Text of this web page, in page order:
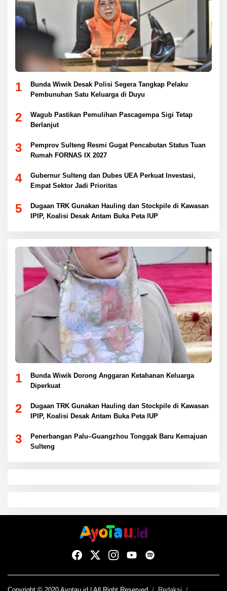
1
Bunda Wiwik Desak Polisi Segera Tangkap Pelaku
Pembunuhan Satu Keluarga di Duyu
2
Wagub Pastikan Pemulihan Pascagempa Sigi Tetap
Berlanjut
3
Pemprov Sulteng Resmi Gugat Pencabutan Status Tuan
Rumah FORNAS IX 2027
4
Gubernur Sulteng dan Dubes UEA Perkuat Investasi,
Empat Sektor Jadi Prioritas
5
Dugaan TRK Gunakan Hauling dan Stockpile di Kawasan
IPIP, Koalisi Desak Antam Buka Peta IUP
1
Bunda Wiwik Dorong Anggaran Ketahanan Keluarga
Diperkuat
2
Dugaan TRK Gunakan Hauling dan Stockpile di Kawasan
IPIP, Koalisi Desak Antam Buka Peta IUP
3
Penerbangan Palu–Guangzhou Tonggak Baru Kemajuan
Sulteng